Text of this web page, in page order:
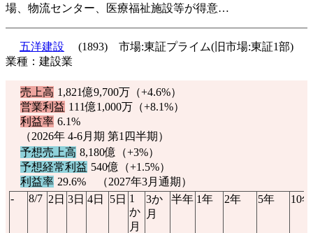
場、物流センター、医療福祉施設等が得意…
五洋建設
(1893) 市場:東証プライム(旧市場:東証1部)
業種：建設業
売上高 1,821億9,700万（+4.6%）
営業利益 111億1,000万（+8.1%）
利益率 6.1%
（2026年 4-6月期 第1四半期）
予想売上高 8,180億（+3%）
予想経常利益 540億（+1.5%）
利益率 29.6% （2027年3月通期）
-
8/7 2日 3日 4日 5日 1
か
月
3か
月
半年 1年 2年 5年 10年